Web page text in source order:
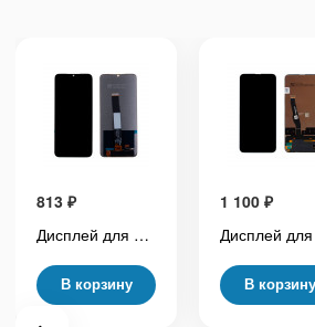
813 ₽
Дисплей для Xiaomi Redmi 9A/9C/10A (M2006C3MNG/220233L2G/M2006C3LG) в сборе с тачскрином Черный - OR (HD+, 300 Кд/м², 60 Гц)
В корзину
1 100 ₽
В корзину